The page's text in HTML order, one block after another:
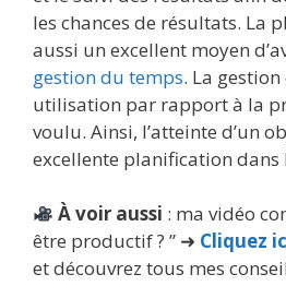
les chances de résultats. La
aussi un excellent moyen
gestion du temps. La
utilisation par rapport à la
voulu. Ainsi, l’atteinte d’un
excellente planification dans
À voir aussi : ma vidéo
être productif ? ” ➜ Cliquez
et découvrez tous mes